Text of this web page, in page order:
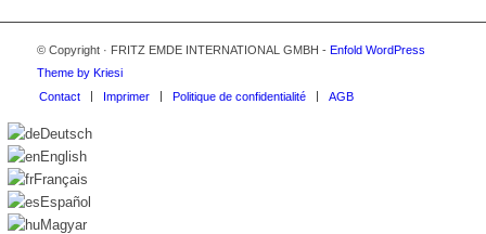
© Copyright · FRITZ EMDE INTERNATIONAL GMBH - Enfold WordPress
Theme by Kriesi
Contact
Imprimer Politique de confidentialité AGB
Deutsch
English
Français
Español
Magyar